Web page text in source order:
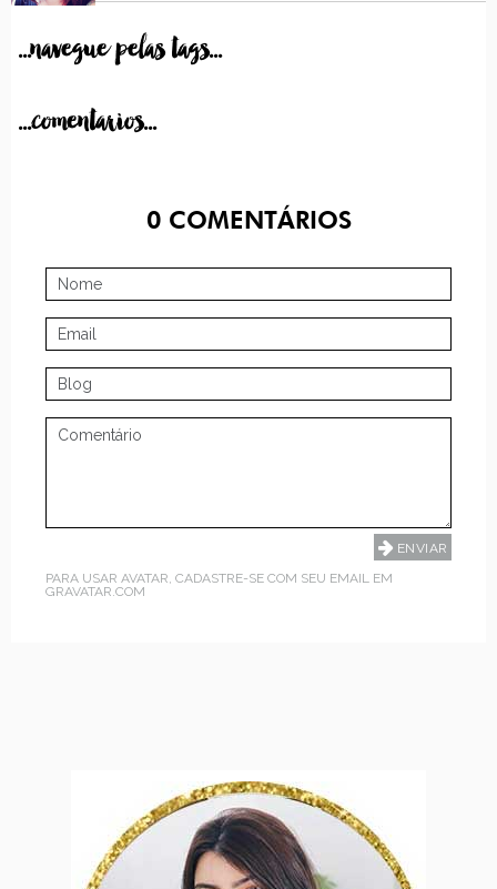
...navegue pelas tags...
...comentarios...
0COMENTÁRIOS
PARA USAR AVATAR, CADASTRE-SE COM SEU EMAIL EM
GRAVATAR.COM